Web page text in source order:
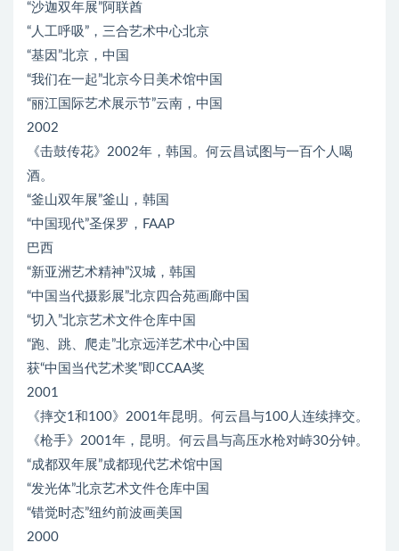
“沙迦双年展”阿联酋
“人工呼吸”，三合艺术中心北京
“基因”北京，中国
“我们在一起”北京今日美术馆中国
“丽江国际艺术展示节”云南，中国
2002
《击鼓传花》2002年，韩国。何云昌试图与一百个人喝
酒。
“釜山双年展”釜山，韩国
“中国现代”圣保罗，FAAP
巴西
“新亚洲艺术精神”汉城，韩国
“中国当代摄影展”北京四合苑画廊中国
“切入”北京艺术文件仓库中国
“跑、跳、爬走”北京远洋艺术中心中国
获“中国当代艺术奖”即CCAA奖
2001
《摔交1和100》2001年昆明。何云昌与100人连续摔交。
《枪手》2001年，昆明。何云昌与高压水枪对峙30分钟。
“成都双年展”成都现代艺术馆中国
“发光体”北京艺术文件仓库中国
“错觉时态”纽约前波画美国
2000